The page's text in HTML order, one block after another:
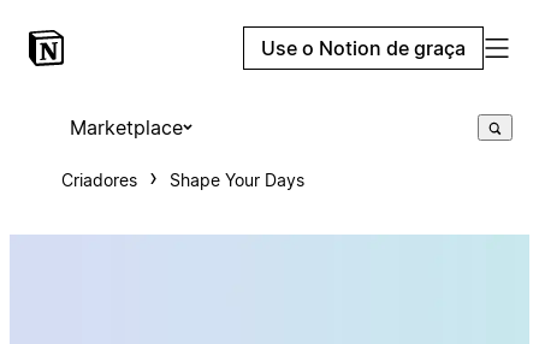
Use o Notion de graça
Marketplace
Criadores Shape Your Days